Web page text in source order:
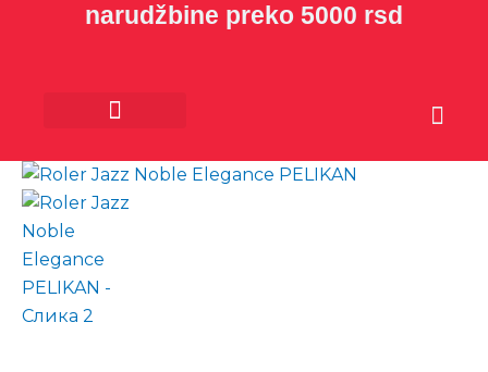
narudžbine preko 5000 rsd
Cart